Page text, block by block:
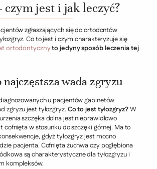
czym jest i jak leczyć?
zgłaszających się do ortodontów
Co to jest i czym charakteryzuje się
ortodontycznyto jedyny sposób leczenia tej
najczęstsza wada zgryzu
u pacjentów gabinetów
zgryzu jest tyłozgryz.Co to jest tyłozgryz?W
szczęka dolna jest nieprawidłowo
cofnięta w stosunku do szczęki górnej. Ma to
gdyż tyłozgryz jest mocno
pacjenta. Cofnięta żuchwa czy pogłębiona
są charakterystyczne dla tyłozgryzu i
kompleksów.